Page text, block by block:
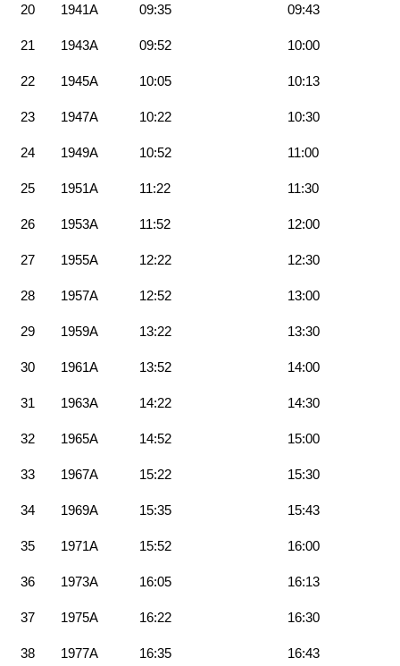
20 1941A 09:35 09:43
21 1943A 09:52 10:00
22 1945A 10:05 10:13
23 1947A 10:22 10:30
24 1949A 10:52 11:00
25 1951A 11:22 11:30
26 1953A 11:52 12:00
27 1955A 12:22 12:30
28 1957A 12:52 13:00
29 1959A 13:22 13:30
30 1961A 13:52 14:00
31 1963A 14:22 14:30
32 1965A 14:52 15:00
33 1967A 15:22 15:30
34 1969A 15:35 15:43
35 1971A 15:52 16:00
36 1973A 16:05 16:13
37 1975A 16:22 16:30
38 1977A 16:35 16:43